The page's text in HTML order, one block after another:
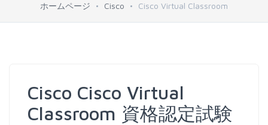
ホームページ Cisco Cisco Virtual Classroom
Cisco Cisco Virtual
Classroom 資格認定試験